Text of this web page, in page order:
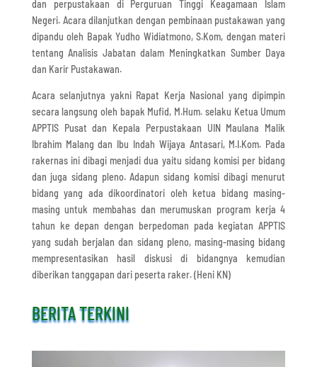
dan perpustakaan di Perguruan Tinggi Keagamaan Islam
Negeri. Acara dilanjutkan dengan pembinaan pustakawan yang
dipandu oleh Bapak Yudho Widiatmono, S.Kom, dengan materi
tentang Analisis Jabatan dalam Meningkatkan Sumber Daya
dan Karir Pustakawan.
Acara selanjutnya yakni Rapat Kerja Nasional yang dipimpin
secara langsung oleh bapak Mufid, M.Hum. selaku Ketua Umum
APPTIS Pusat dan Kepala Perpustakaan UIN Maulana Malik
Ibrahim Malang dan Ibu Indah Wijaya Antasari, M.I.Kom. Pada
rakernas ini dibagi menjadi dua yaitu sidang komisi per bidang
dan juga sidang pleno. Adapun sidang komisi dibagi menurut
bidang yang ada dikoordinatori oleh ketua bidang masing-
masing untuk membahas dan merumuskan program kerja 4
tahun ke depan dengan berpedoman pada kegiatan APPTIS
yang sudah berjalan dan sidang pleno, masing-masing bidang
mempresentasikan hasil diskusi di bidangnya kemudian
diberikan tanggapan dari peserta raker. (Heni KN)
BERITA TERKINI